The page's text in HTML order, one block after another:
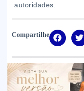
autoridades.
Compartilhe